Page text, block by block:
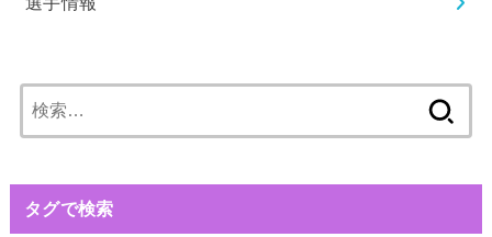
索:
タグで検索